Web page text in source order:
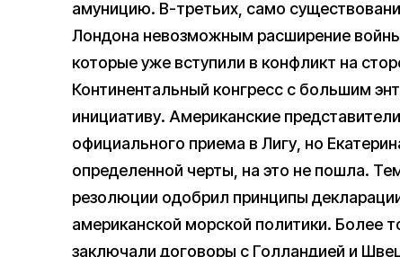
амуницию. В-третьих, само
Лондона невозможным расширение
которые уже вступили в конфликт на
Континентальный конгресс с большим
инициативу. Американские
официального приема в Лигу, но
определенной черты, на это не пошла.
резолюции одобрил принципы
американской морской политики. Более
заключали договоры с Голландией и